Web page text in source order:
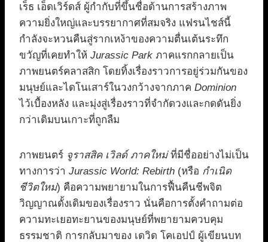
เร็ธ เอ็ดเวิร์ดส์ ผู้กำกับที่ขึ้นชื่อด้านการสร้างภาพ
ความยิ่งใหญ่และบรรยากาศที่สมจริง แฟรนไชส์นี้
กำลังจะหวนคืนสู่รากเหง้าของความตื่นเต้นระทึก
ขวัญที่เคยทำให้ Jurassic Park ภาคแรกกลายเป็น
ภาพยนตร์คลาสสิก โดยทิ้งเรื่องราวการอยู่ร่วมกันของ
มนุษย์และไดโนเสาร์ในวงกว้างจากภาค Dominion
ไว้เบื้องหลัง และมุ่งสู่เรื่องราวที่จำกัดวงและกดดันยิ่ง
กว่าเดิมบนเกาะที่ถูกลืม
ภาพยนตร์ จูราสสิค เวิลด์ ภาคใหม่ที่มีชื่ออย่างไม่เป็น
ทางการว่า Jurassic World: Rebirth (หรือ กำเนิด
ชีวิตใหม่) คือความพยายามในการฟื้นคืนชีพจิต
วิญญาณดั้งเดิมของเรื่องราว นั่นคือการตั้งคำถามต่อ
ความทะเยอทะยานของมนุษย์ที่พยายามควบคุม
ธรรมชาติ การกลับมาของ เดวิด โคเอปป์ ผู้เขียนบท